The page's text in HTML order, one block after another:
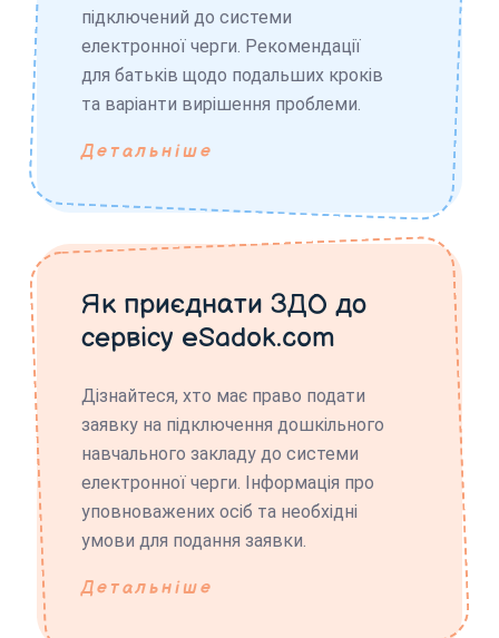
підключений до системи
електронної черги. Рекомендації
для батьків щодо подальших кроків
та варіанти вирішення проблеми.
Детальніше
Як приєднати ЗДО до
сервісу eSadok.com
Дізнайтеся, хто має право подати
заявку на підключення дошкільного
навчального закладу до системи
електронної черги. Інформація про
уповноважених осіб та необхідні
умови для подання заявки.
Детальніше